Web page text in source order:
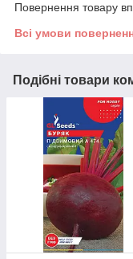
Повернення товару
Всі умови
Подібні товари